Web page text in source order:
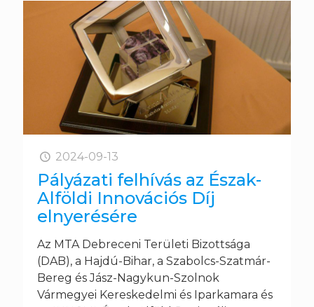
2024-09-13
Pályázati felhívás az Észak-
Alföldi Innovációs Díj
elnyerésére
Az MTA Debreceni Területi Bizottsága
(DAB), a Hajdú-Bihar, a Szabolcs-Szatmár-
Bereg és Jász-Nagykun-Szolnok
Vármegyei Kereskedelmi és Iparkamara és